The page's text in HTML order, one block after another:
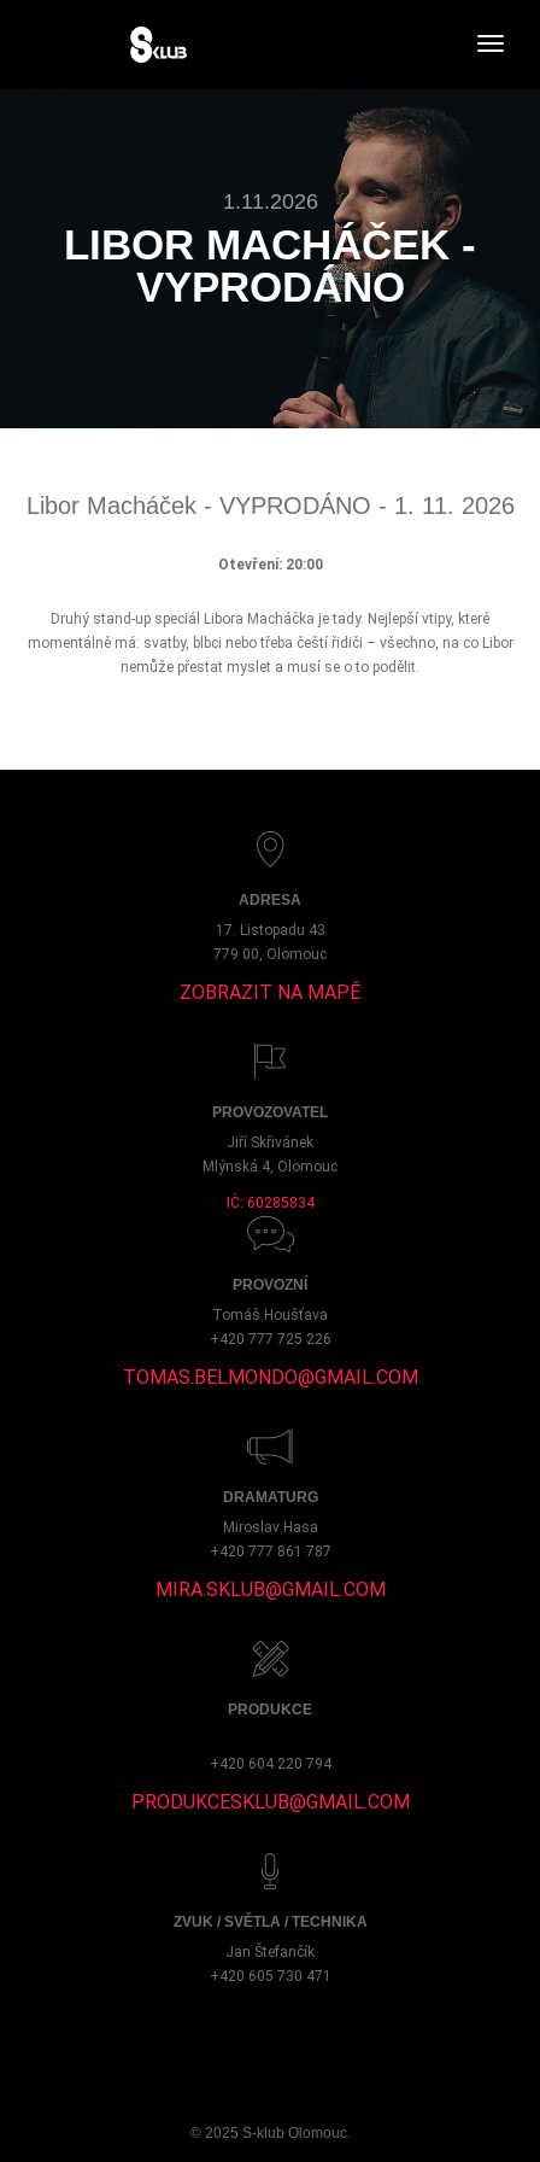
1.11.2026
LIBOR MACHÁČEK -
VYPRODÁNO
Libor Macháček - VYPRODÁNO - 1. 11. 2026
Otevření: 20:00
Druhý stand-up speciál Libora Macháčka je tady. Nejlepší vtipy, které
momentálně má: svatby, blbci nebo třeba čeští řidiči – všechno, na co Libor
nemůže přestat myslet a musí se o to podělit.
ADRESA
17. Listopadu 43
779 00, Olomouc
ZOBRAZIT NA MAPĚ
PROVOZOVATEL
Jiří Skřivánek
Mlýnská 4, Olomouc
IČ: 60285834
PROVOZNÍ
Tomáš Houšťava
+420 777 725 226
TOMAS.BELMONDO@GMAIL.COM
DRAMATURG
Miroslav Hasa
+420 777 861 787
MIRA.SKLUB@GMAIL.COM
PRODUKCE
+420 604 220 794
PRODUKCESKLUB@GMAIL.COM
ZVUK / SVĚTLA / TECHNIKA
Jan Štefančík
+420 605 730 471
© 2025 S-klub Olomouc.